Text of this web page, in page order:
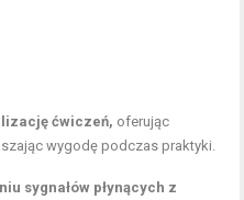
ćwiczeń, oferując
wygodę podczas praktyki.
sygnałów płynących z